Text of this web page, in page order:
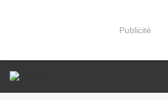
Publicité